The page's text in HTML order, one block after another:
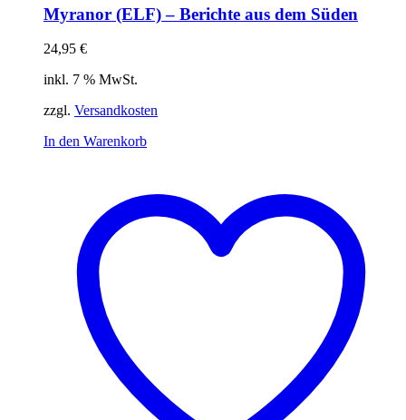
Myranor (ELF) – Berichte aus dem Süden
24,95 €
inkl. 7 % MwSt.
zzgl. Versandkosten
In den Warenkorb